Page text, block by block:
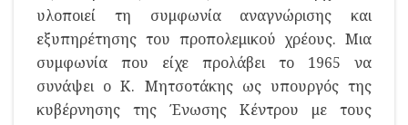
υλοποιεί τη συμφωνία αναγνώρισης και
εξυπηρέτησης του προπολεμικού χρέους. Μια
συμφωνία που είχε προλάβει το 1965 να
συνάψει ο Κ. Μητσοτάκης ως υπουργός της
κυβέρνησης της Ένωσης Κέντρου με τους